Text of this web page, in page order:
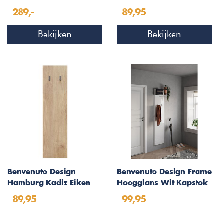
289,-
Bekijken
89,95
Bekijken
Benvenuto Design
Hamburg Kadiz Eiken
89,95
Benvenuto Design Frame
Hoogglans Wit Kapstok
99,95